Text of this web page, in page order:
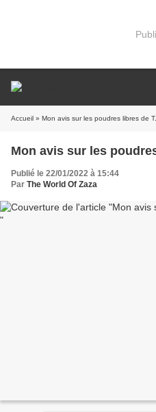
Accueil » Mon avis sur les poudres libres de
Mon avis sur les
Publié le 22/01/2022 à 15:44
Par The World Of Zaza